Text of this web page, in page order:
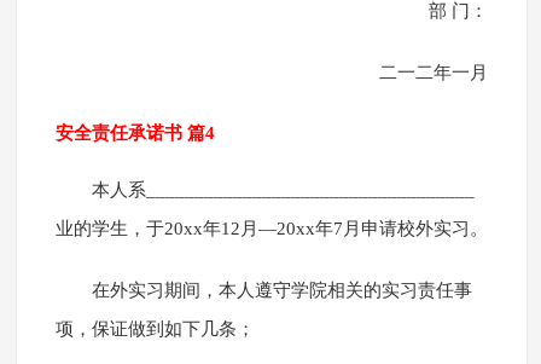
部 门：
二一二年一月
安全责任承诺书 篇4
本人系__________________________________
业的学生，于20xx年12月—20xx年7月申请校外实习。
在外实习期间，本人遵守学院相关的实习责任事
项，保证做到如下几条；